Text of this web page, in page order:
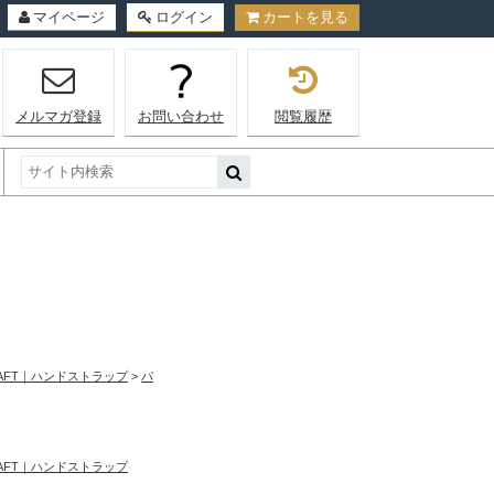
マイページ ログイン カートを見る
メルマガ登録 お問い合わせ 閲覧履歴
｜ハンドストラップ> パ
｜ハンドストラップ